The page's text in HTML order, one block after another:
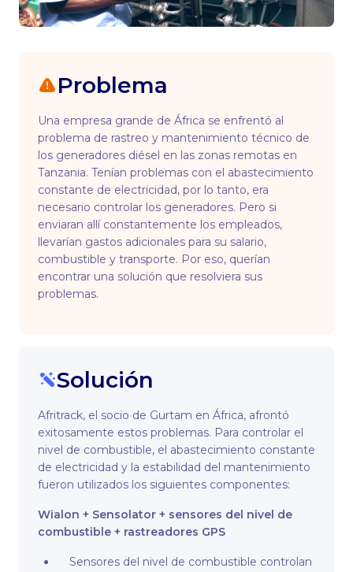
Problema
Una empresa grande de África se enfrentó al
problema de rastreo y mantenimiento técnico de
los generadores diésel en las zonas remotas en
Tanzania. Tenían problemas con el abastecimiento
constante de electricidad, por lo tanto, era
necesario controlar los generadores. Pero si
enviaran allí constantemente los empleados,
llevarían gastos adicionales para su salario,
combustible y transporte. Por eso, querían
encontrar una solución que resolviera sus
problemas.
Solución
Afritrack, el socio de Gurtam en África, afrontó
exitosamente estos problemas. Para controlar el
nivel de combustible, el abastecimiento constante
de electricidad y la estabilidad del mantenimiento
fueron utilizados los siguientes componentes:
Wialon + Sensolator + sensores del nivel de
combustible + rastreadores GPS
Sensores del nivel de combustible controlan